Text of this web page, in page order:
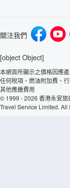
關注我們
[object Object]
本網頁所顯示之價格因應
任何稅項、燃油附加費、
其他應繳費用
© 1999 - 2026 香港永安
Travel Service Limited.